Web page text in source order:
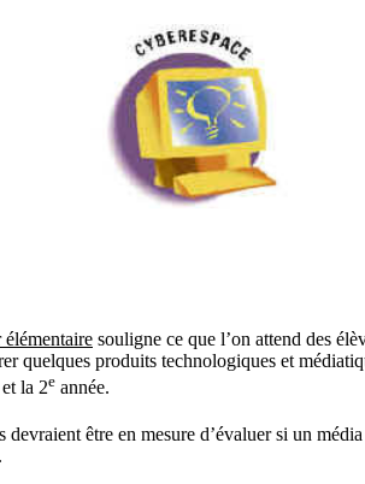
souligne ce que l’on attend des
quelques produits technologiques et
et la 2e année.
devraient être en mesure d’évaluer si un